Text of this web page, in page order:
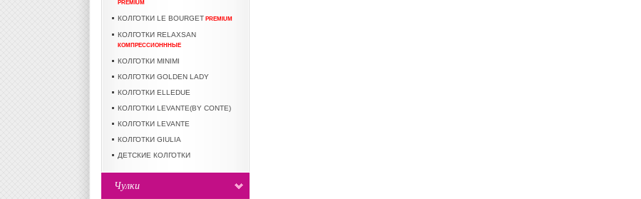
PREMIUM
КОЛГОТКИ LE BOURGET PREMIUM
КОЛГОТКИ RELAXSAN
КОМПРЕССИОНННЫЕ
КОЛГОТКИ MINIMI
КОЛГОТКИ GOLDEN LADY
КОЛГОТКИ ELLEDUE
КОЛГОТКИ LEVANTE(BY CONTE)
КОЛГОТКИ LEVANTE
КОЛГОТКИ GIULIA
ДЕТСКИЕ КОЛГОТКИ
Чулки